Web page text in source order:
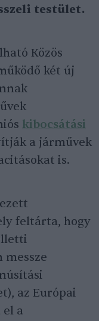
testület.
Közös
két új
kibocsátási
a járművek
is.
feltárta, hogy
messze
az Európai
el a